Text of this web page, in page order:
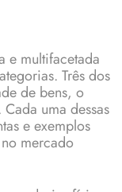
e multifacetada
Três dos
de bens, o
uma dessas
e exemplos
mercado